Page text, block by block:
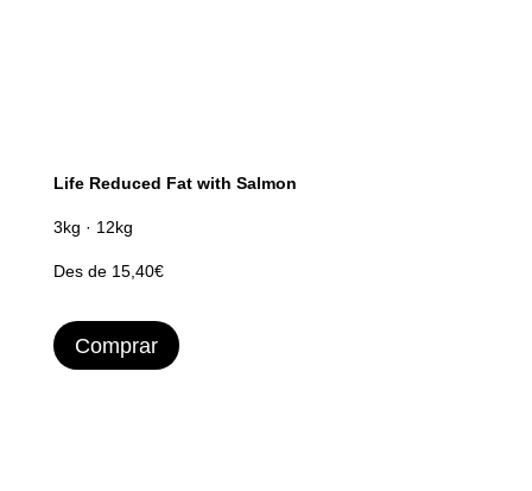
Life Reduced Fat with Salmon
3kg · 12kg
Des de 15,40€
Comprar